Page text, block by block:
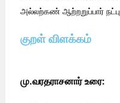
அல்லற்கண் ஆற்றறுப்பார் நட்பு.
குறள் விளக்கம்
மு.வரதராசனார் உரை: